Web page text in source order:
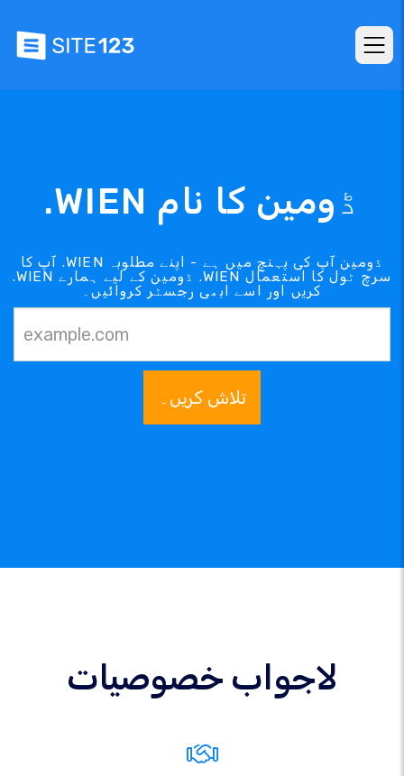
.WIEN ڈومین کا نام
آپ کا .WIEN ڈومین آپ کی پہنچ میں ہے - اپنے مطلوبہ
.WIEN ڈومین کے لیے ہمارے .WIEN سرچ ٹول کا استعمال
کریں اور اسے ابھی رجسٹر کروائیں۔
تلاش کریں۔
لاجواب خصوصیات